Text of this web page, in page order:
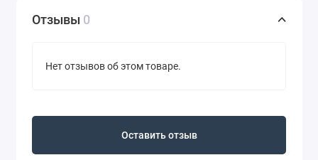
Отзывы 0
Нет отзывов об этом товаре.
Оставить отзыв